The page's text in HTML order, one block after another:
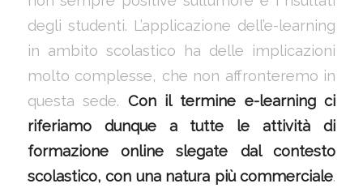
degli studenti. L’applicazione dell’e-learning
in ambito scolastico ha delle implicazioni
molto complesse, che non affronteremo in
questa sede. Con il termine e-learning ci
riferiamo dunque a tutte le attività di
formazione online slegate dal contesto
scolastico, con una natura più commerciale.